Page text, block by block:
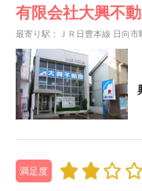
有限会社大興不
最寄り駅：ＪＲ日豊本線 日向市
満足度